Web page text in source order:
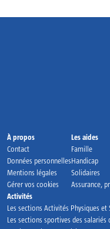
Accueil
À propos
Contact
Données personnelles
Mentions légales
Gérer vos cookies
Les aides
Famille
Handicap
Solidaires
Assurance,
Activités
Les sections Activités Physiques et
Les sections sportives des salariés